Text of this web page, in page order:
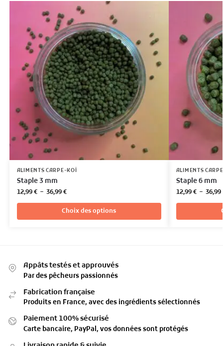
ALIMENTS CARPE-KOÏ
Staple 3 mm
12,99€ – 36,99€
Choix des options
ALIMENTS
Staple 6 mm
12,99€ – 36,99
Appâts testés et approuvés
Par des pêcheurs passionnés
Fabrication française
Produits en France, avec des ingrédients sélectionnés
Paiement 100% sécurisé
Carte bancaire, PayPal, vos données sont protégés